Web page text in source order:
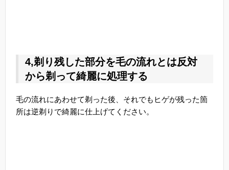
4,剃り残した部分を毛の流れとは反対
から剃って綺麗に処理する
毛の流れにあわせて剃った後、それでもヒゲが残った箇
所は逆剃りで綺麗に仕上げてください。